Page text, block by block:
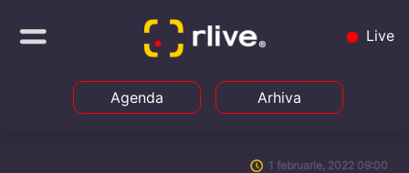
Live
Agenda Arhiva
1 februarie, 2022 09:00